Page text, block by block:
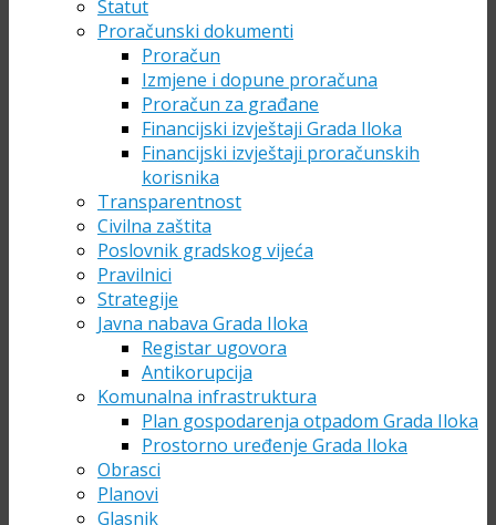
Statut
Proračunski dokumenti
Proračun
Izmjene i dopune proračuna
Proračun za građane
Financijski izvještaji Grada Iloka
Financijski izvještaji proračunskih
korisnika
Transparentnost
Civilna zaštita
Poslovnik gradskog vijeća
Pravilnici
Strategije
Javna nabava Grada Iloka
Registar ugovora
Antikorupcija
Komunalna infrastruktura
Plan gospodarenja otpadom Grada Iloka
Prostorno uređenje Grada Iloka
Obrasci
Planovi
Glasnik